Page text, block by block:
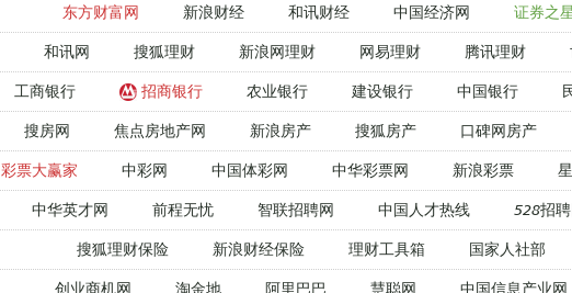
东方财富网 新浪财经 和讯财经 中国经济网 证券之
和讯网 搜狐理财 新浪网理财 网易理财 腾讯理财
工商银行 招商银行 农业银行 建设银行 中国银行
搜房网 焦点房地产网 新浪房产 搜狐房产 口碑网房产
彩票大赢家 中彩网 中国体彩网 中华彩票网 新浪彩票
中华英才网 前程无忧 智联招聘网 中国人才热线 528招
搜狐理财保险 新浪财经保险 理财工具箱 国家人社部
创业商机网 淘金地 阿里巴巴 慧聪网 中国信息产业网